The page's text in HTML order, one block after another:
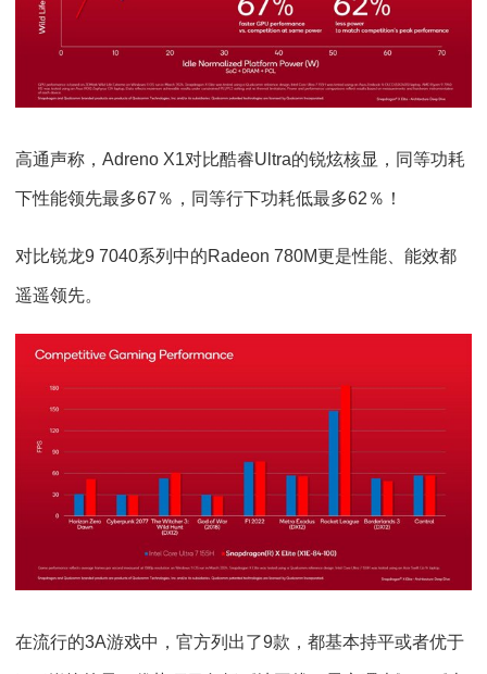
高通声称，Adreno X1对比酷睿Ultra的锐炫核显，同等功耗
下性能领先最多67％，同等行下功耗低最多62％！
对比锐龙9 7040系列中的Radeon 780M更是性能、能效都
遥遥领先。
在流行的3A游戏中，官方列出了9款，都基本持平或者优于